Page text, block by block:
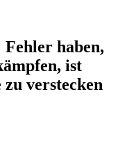
haben,
ist
verstecken